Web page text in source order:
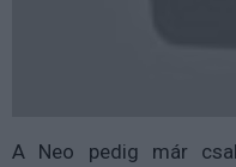
A Neo pedig már